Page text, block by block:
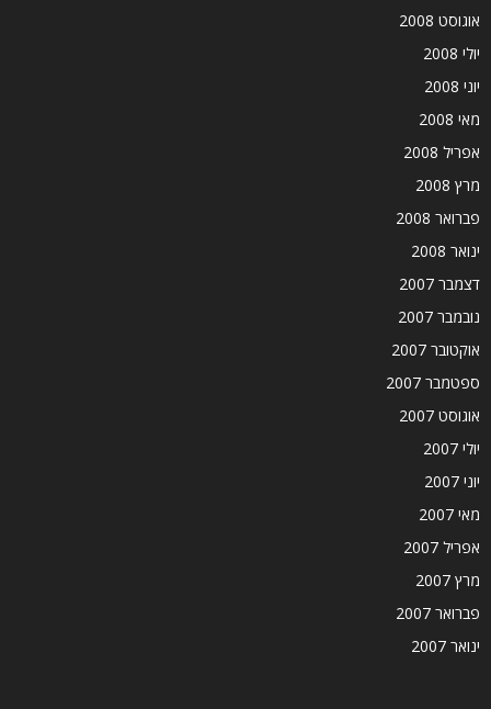
אוגוסט 2008
יולי 2008
יוני 2008
מאי 2008
אפריל 2008
מרץ 2008
פברואר 2008
ינואר 2008
דצמבר 2007
נובמבר 2007
אוקטובר 2007
ספטמבר 2007
אוגוסט 2007
יולי 2007
יוני 2007
מאי 2007
אפריל 2007
מרץ 2007
פברואר 2007
ינואר 2007